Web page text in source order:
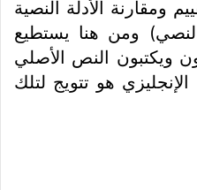
ومقارنة الأدلة النصية
ومن هنا يستطيع
ويكتبون النص الأصلي
هو تتويج لتلك